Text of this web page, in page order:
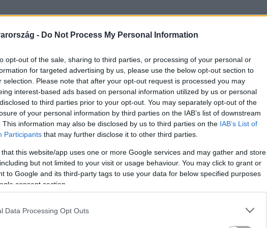
- Do Not Process My Personal Information
opt-out of the sale, sharing to third parties, or processing of your personal or
for targeted advertising by us, please use the below opt-out section to
selection. Please note that after your opt-out request is processed you may
interest-based ads based on personal information utilized by us or personal
to third parties prior to your opt-out. You may separately opt-out of the
of your personal information by third parties on the IAB’s list of downstream
This information may also be disclosed by us to third parties on the IAB’s List of
Participants that may further disclose it to other third parties.
that this website/app uses one or more Google services and may gather and store
but not limited to your visit or usage behaviour. You may click to grant or
to Google and its third-party tags to use your data for below specified purposes
consent section.
Data Processing Opt Outs
tudó nagybácsija. Mindig van valami merész
keresi, újabb és újabb ötletei vannak, csakhogy sosincs